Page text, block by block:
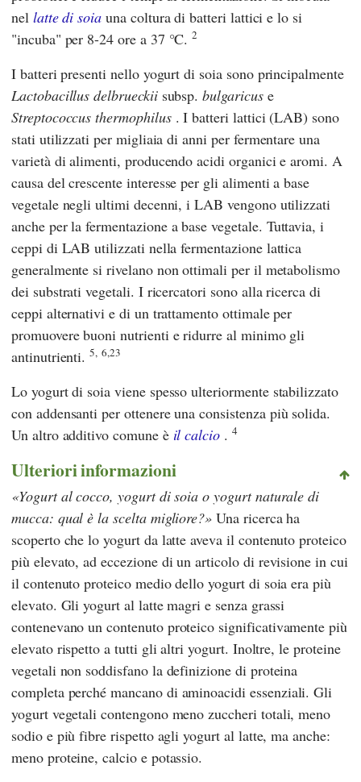
nel latte di soia una coltura di batteri lattici e lo si
"incuba" per 8-24 ore a 37 °C.2
I batteri presenti nello yogurt di soia sono principalmente
Lactobacillus delbrueckiisubsp.bulgaricuse
Streptococcus thermophilus. I batteri lattici (LAB) sono
stati utilizzati per migliaia di anni per fermentare una
varietà di alimenti, producendo acidi organici e aromi. A
causa del crescente interesse per gli alimenti a base
vegetale negli ultimi decenni, i LAB vengono utilizzati
anche per la fermentazione a base vegetale. Tuttavia, i
ceppi di LAB utilizzati nella fermentazione lattica
generalmente si rivelano non ottimali per il metabolismo
dei substrati vegetali. I ricercatori sono alla ricerca di
ceppi alternativi e di un trattamento ottimale per
promuovere buoni nutrienti e ridurre al minimo gli
antinutrienti.5, 6,23
Lo yogurt di soia viene spesso ulteriormente stabilizzato
con addensanti per ottenere una consistenza più solida.
Un altro additivo comune è il calcio . 4
Ulteriori informazioni
Yogurt al cocco, yogurt di soia o yogurt naturale di
mucca: qual è la scelta migliore? Una ricerca ha
scoperto che lo yogurt da latte aveva il contenuto proteico
più elevato, ad eccezione di un articolo di revisione in cui
il contenuto proteico medio dello yogurt di soia era più
elevato. Gli yogurt al latte magri e senza grassi
contenevano un contenuto proteico significativamente più
elevato rispetto a tutti gli altri yogurt. Inoltre, le proteine
vegetali non soddisfano la definizione di proteina
completa perché mancano di aminoacidi essenziali. Gli
yogurt vegetali contengono meno zuccheri totali, meno
sodio e più fibre rispetto agli yogurt al latte, ma anche:
meno proteine, calcio e potassio.